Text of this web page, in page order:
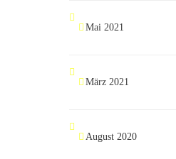
Mai 2021
März 2021
August 2020